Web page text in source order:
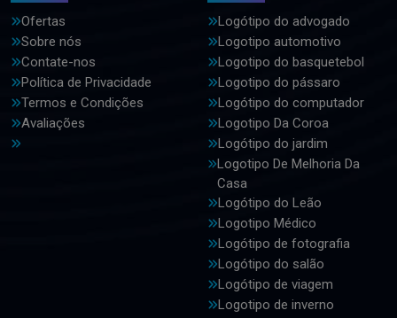
Ofertas
Sobre nós
Contate-nos
Política de Privacidade
Termos e Condições
Avaliações
Logótipo do advogado
Logotipo automotivo
Logotipo do basquetebol
Logotipo do pássaro
Logótipo do computador
Logotipo Da Coroa
Logótipo do jardim
Logotipo De Melhoria Da
Casa
Logótipo do Leão
Logotipo Médico
Logótipo de fotografia
Logótipo do salão
Logótipo de viagem
Logotipo de inverno